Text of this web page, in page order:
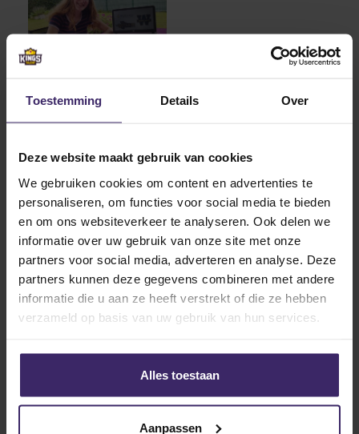
Toestemming Details Over
Deze website maakt gebruik van cookies
We gebruiken cookies om content en advertenties te
personaliseren, om functies voor social media te bieden
en om ons websiteverkeer te analyseren. Ook delen we
informatie over uw gebruik van onze site met onze
partners voor social media, adverteren en analyse. Deze
partners kunnen deze gegevens combineren met andere
informatie die u aan ze heeft verstrekt of die ze hebben
verzameld op basis van uw gebruik van hun services.
Alles toestaan
Aanpassen
21
May
Signings
Southern New Hampshire University!